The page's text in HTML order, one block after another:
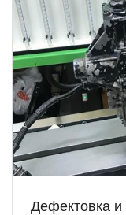
Дефектовка